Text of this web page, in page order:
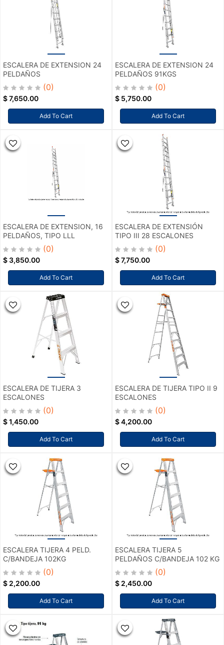
ESCALERA DE EXTENSION 24
PELDAÑOS
(0)
$7,650.00
Add To Cart
ESCALERA DE EXTENSION 24
PELDAÑOS 91KGS
(0)
$ 5,750.00
Add To Cart
ESCALERA DE EXTENSION, 16
PELDAÑOS, TIPO LLL
(0)
$ 3,850.00
Add To Cart
ESCALERA DE EXTENSIÓN
TIPO III 28 ESCALONES
(0)
$7,750.00
Add To Cart
ESCALERA DE TIJERA 3
ESCALONES
(0)
$1,450.00
Add To Cart
ESCALERA DE TIJERA TIPO II 9
ESCALONES
(0)
$4,200.00
Add To Cart
ESCALERA TIJERA 4 PELD.
C/BANDEJA 102KG
(0)
$ 2,200.00
Add To Cart
ESCALERA TIJERA 5
PELDAÑOS C/BANDEJA 102 KG
(0)
$ 2,450.00
Add To Cart